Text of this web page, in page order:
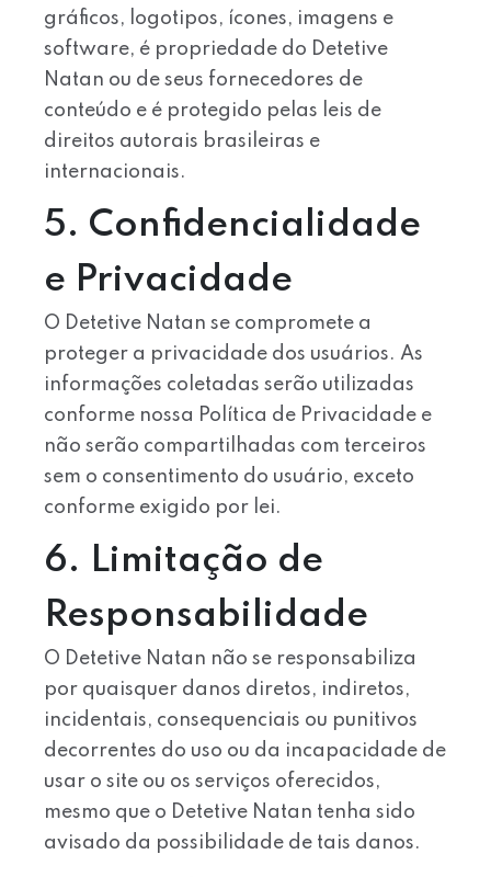
gráficos, logotipos, ícones, imagens e
software, é propriedade do Detetive
Natan ou de seus fornecedores de
conteúdo e é protegido pelas leis de
direitos autorais brasileiras e
internacionais.
5. Confidencialidade
e Privacidade
O Detetive Natan se compromete a
proteger a privacidade dos usuários. As
informações coletadas serão utilizadas
conforme nossa Política de Privacidade e
não serão compartilhadas com terceiros
sem o consentimento do usuário, exceto
conforme exigido por lei.
6. Limitação de
Responsabilidade
O Detetive Natan não se responsabiliza
por quaisquer danos diretos, indiretos,
incidentais, consequenciais ou punitivos
decorrentes do uso ou da incapacidade de
usar o site ou os serviços oferecidos,
mesmo que o Detetive Natan tenha sido
avisado da possibilidade de tais danos.